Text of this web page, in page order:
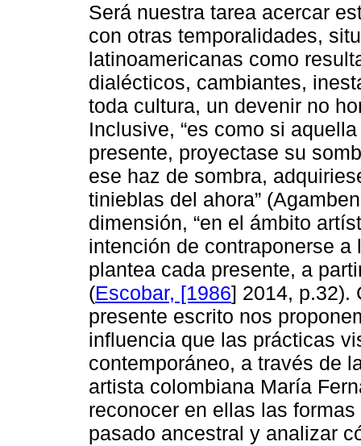
Será nuestra tarea acercar
con otras temporalidades,
latinoamericanas como
dialécticos, cambiantes,
toda cultura, un devenir no
Inclusive, “es como si
presente, proyectase su
ese haz de sombra,
tinieblas del ahora”
dimensión, “en el ámbito
intención de contraponerse
plantea cada presente, a
(Escobar, [1986] 2014, p.32).
presente escrito nos
influencia que las prácticas
contemporáneo, a través de
artista colombiana María
reconocer en ellas las formas
pasado ancestral y analizar